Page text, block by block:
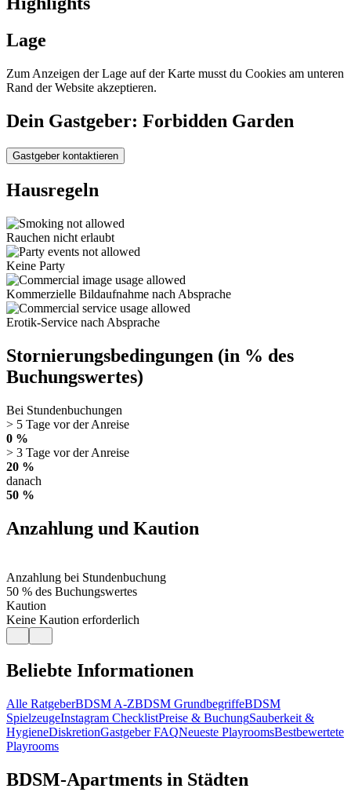
Lage
Zum Anzeigen der Lage auf der Karte musst du Cookies am unteren
Rand der Website akzeptieren.
Dein Gastgeber: Forbidden Garden
Gastgeber kontaktieren
Hausregeln
Rauchen nicht erlaubt
Keine Party
Kommerzielle Bildaufnahme nach Absprache
Erotik-Service nach Absprache
Stornierungsbedingungen (in % des
Buchungswertes)
Bei Stundenbuchungen
> 5 Tage vor der Anreise
0 %
> 3 Tage vor der Anreise
20 %
danach
50 %
Anzahlung und Kaution
Anzahlung bei Stundenbuchung
50 % des Buchungswertes
Kaution
Keine Kaution erforderlich
Beliebte Informationen
Alle RatgeberBDSM A-ZBDSM GrundbegriffeBDSM
SpielzeugeInstagram ChecklistPreise & BuchungSauberkeit &
HygieneDiskretionGastgeber FAQNeueste PlayroomsBestbewertete
Playrooms
BDSM-Apartments in Städten